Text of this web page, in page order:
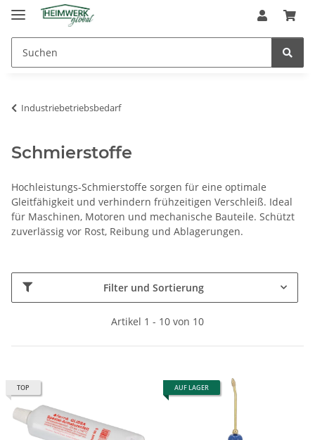
Industriebetriebsbedarf
Schmierstoffe
Hochleistungs-Schmierstoffe sorgen für eine optimale
Gleitfähigkeit und verhindern frühzeitigen Verschleiß. Ideal
für Maschinen, Motoren und mechanische Bauteile. Schützt
zuverlässig vor Rost, Reibung und Ablagerungen.
Filter und Sortierung
Artikel 1 - 10 von 10
TOP AUF LAGER